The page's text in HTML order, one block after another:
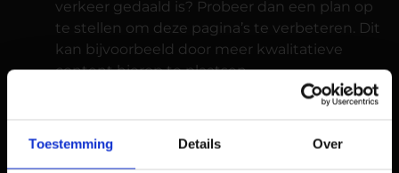
Toestemming Details Over
verkeer gedaald is? Probeer dan een plan op
te stellen om deze pagina’s te verbeteren. Dit
kan bijvoorbeeld door meer kwalitatieve
content hierop te plaatsen.
De impact van de update van september op
met vorige core updates.
Google voegt nieuwe HTTPS-